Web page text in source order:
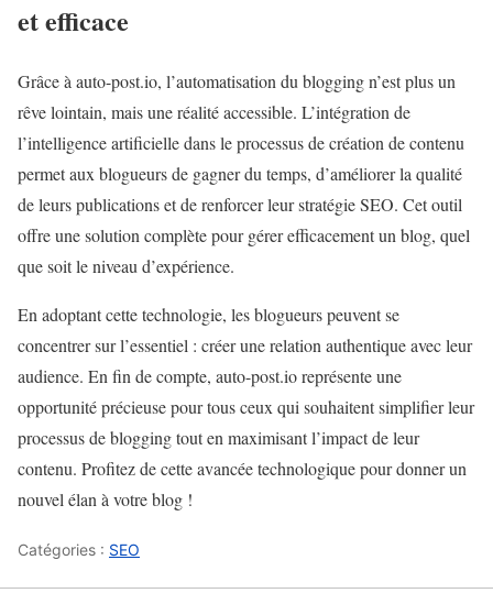
et efficace
Grâce à auto-post.io, l’automatisation du blogging n’est plus un
rêve lointain, mais une réalité accessible. L’intégration de
l’intelligence artificielle dans le processus de création de contenu
permet aux blogueurs de gagner du temps, d’améliorer la qualité
de leurs publications et de renforcer leur stratégie SEO. Cet outil
offre une solution complète pour gérer efficacement un blog, quel
que soit le niveau d’expérience.
En adoptant cette technologie, les blogueurs peuvent se
concentrer sur l’essentiel : créer une relation authentique avec leur
audience. En fin de compte, auto-post.io représente une
opportunité précieuse pour tous ceux qui souhaitent simplifier leur
processus de blogging tout en maximisant l’impact de leur
contenu. Profitez de cette avancée technologique pour donner un
nouvel élan à votre blog !
Catégories : SEO